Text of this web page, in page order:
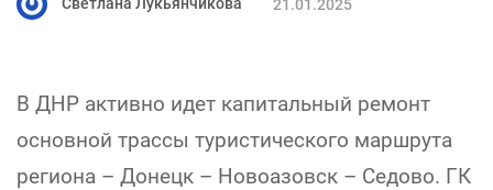
21.01.2025
В ДНР активно идет капитальный ремонт
основной трассы туристического маршрута
региона – Донецк – Новоазовск – Седово. ГК